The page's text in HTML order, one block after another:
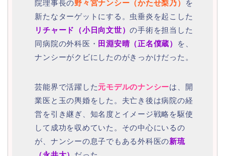
院理事長の野々宮ナンシー（かたせ梨乃）
を
新たなターゲットにする。虫垂炎を起こした
リチャード（小日向文世）の手術を担当した
同病院の外科医・ 田淵安晴（正名僕蔵）
を、
ナンシーがクビにしたのがきっかけだった。
芸能界で活躍した元モデルのナンシーは、開
業医と玉の輿婚をした。夫亡き後は病院の経
営を引き継ぎ、知名度とイメージ戦略を駆使
して成功を収めていた。その中心にいるの
が、ナンシーの息子でもある外科医の新琉